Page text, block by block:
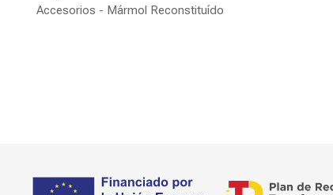
Accesorios - Mármol Reconstituído